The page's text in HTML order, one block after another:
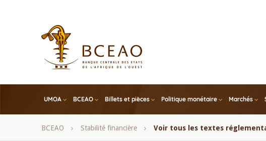
UMOA BCEAO Billets et pièces Politique monétaire Marchés
Fil
BCEAO Stabilité financière Voir tous les textes